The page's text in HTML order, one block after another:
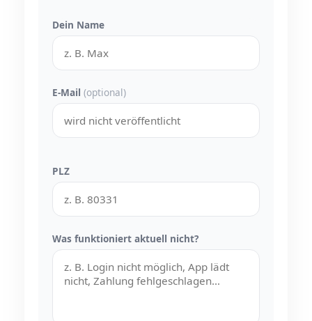
Dein Name
E-Mail (optional)
PLZ
Was funktioniert aktuell nicht?